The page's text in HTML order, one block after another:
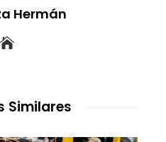
Hermán
Similares